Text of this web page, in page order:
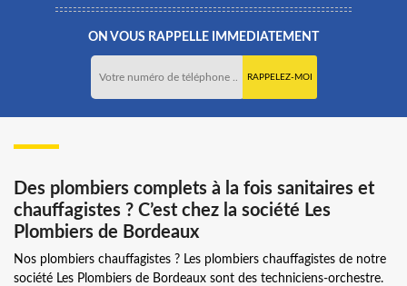
ON VOUS RAPPELLE IMMEDIATEMENT
Des plombiers complets à la fois sanitaires et
chauffagistes ? C’est chez la société Les
Plombiers de Bordeaux
Nos plombiers chauffagistes ? Les plombiers chauffagistes de notre
société Les Plombiers de Bordeaux sont des techniciens-orchestre.